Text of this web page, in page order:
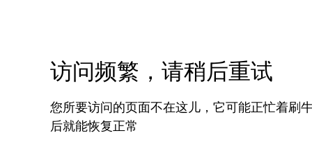
访问频繁，请稍后重试
您所要访问的页面不在这儿，它可能正忙着刷
后就能恢复正常